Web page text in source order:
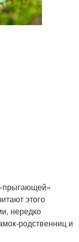
этого
нередко
родственниц и